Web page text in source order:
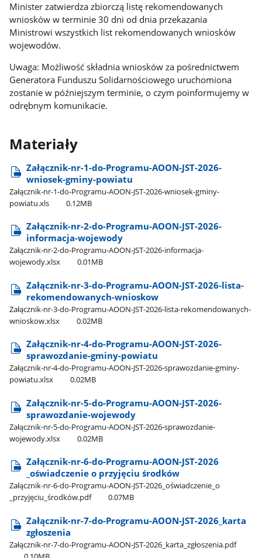
Minister zatwierdza zbiorczą listę rekomendowanych
wniosków w terminie 30 dni od dnia przekazania
Ministrowi wszystkich list rekomendowanych wniosków
wojewodów.
Uwaga: Możliwość składnia wniosków za pośrednictwem
Generatora Funduszu Solidarnościowego uruchomiona
zostanie w późniejszym terminie, o czym poinformujemy w
odrębnym komunikacie.
Materiały
Załącznik-nr-1-do-Programu-AOON-JST-2026-
wniosek-gminy-powiatu
Załącznik-nr-1-do-Programu-AOON-JST-2026-wniosek-gminy-
powiatu.xls
0.12MB
Załącznik-nr-2-do-Programu-AOON-JST-2026-
informacja-wojewody
Załącznik-nr-2-do-Programu-AOON-JST-2026-informacja-
wojewody.xlsx
0.01MB
Załącznik-nr-3-do-Programu-AOON-JST-2026-lista-
rekomendowanych-wnioskow
Załącznik-nr-3-do-Programu-AOON-JST-2026-lista-rekomendowanych-
wnioskow.xlsx
0.02MB
Załącznik-nr-4-do-Programu-AOON-JST-2026-
sprawozdanie-gminy-powiatu
Załącznik-nr-4-do-Programu-AOON-JST-2026-sprawozdanie-gminy-
powiatu.xlsx
0.02MB
Załącznik-nr-5-do-Programu-AOON-JST-2026-
sprawozdanie-wojewody
Załącznik-nr-5-do-Programu-AOON-JST-2026-sprawozdanie-
wojewody.xlsx
0.02MB
Załącznik-nr-6-do-Programu-AOON-JST-2026​
_oświadczenie o przyjęciu środków
Załącznik-nr-6-do-Programu-AOON-JST-2026​_oświadczenie​_o​
_przyjęciu​_środków.pdf
0.07MB
Załącznik-nr-7-do-Programu-AOON-JST-2026​_karta
zgłoszenia
Załącznik-nr-7-do-Programu-AOON-JST-2026​_karta​_zgłoszenia.pdf